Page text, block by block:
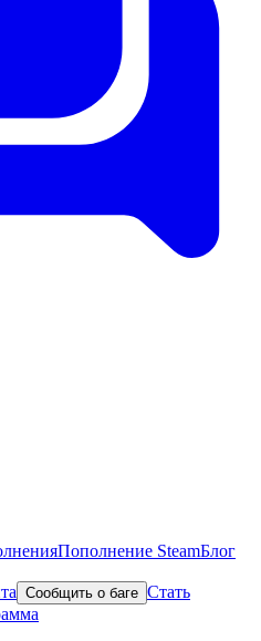
Пополнение SteamБлог
Сообщить о баге Стать